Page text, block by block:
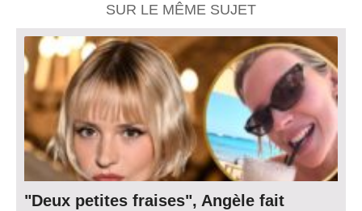
SUR LE MÊME SUJET
"Deux petites fraises", Angèle fait